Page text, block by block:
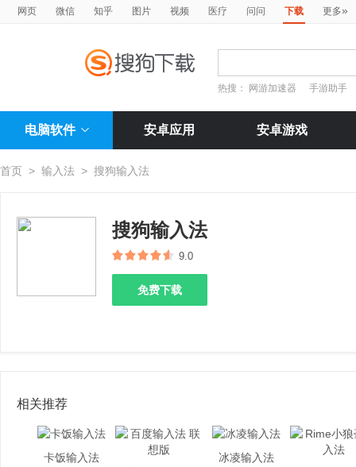
网页 微信 知乎 图片 视频 医疗 问问 下载 更多»
热搜： 网游加速器 手游助手
电脑软件 安卓应用 安卓游戏
首页 > 输入法 > 搜狗输入法
搜狗输入法
9.0
免费下载
相关推荐
卡饭输入法
冰凌输入法